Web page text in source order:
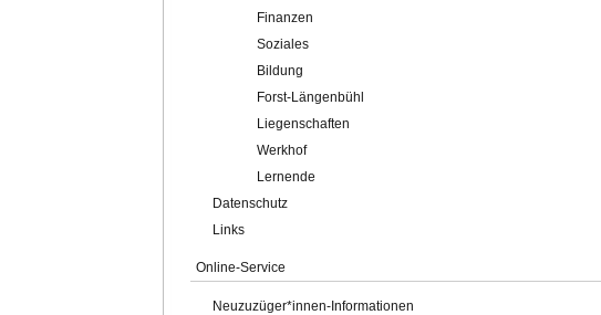
Finanzen
Soziales
Bildung
Forst-Längenbühl
Liegenschaften
Werkhof
Lernende
Datenschutz
Links
Online-Service
Neuzuzüger*innen-Informationen